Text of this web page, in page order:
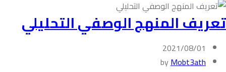
تعريف المنهج الوصفي التحليلي
2021/08/01
byMobt3ath